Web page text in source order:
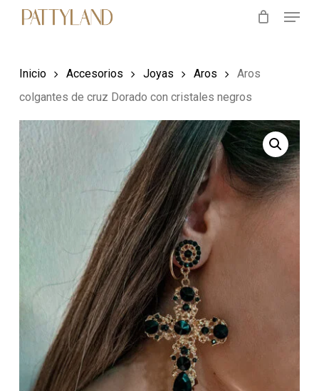
content
Menu
Inicio Accesorios Joyas Aros
Aros
colgantes de cruz Dorado con cristales negros